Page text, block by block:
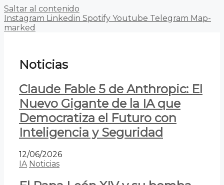
Saltar al contenido
Instagram Linkedin Spotify Youtube Telegram Map-
marked
Noticias
Claude Fable 5 de Anthropic: El
Nuevo Gigante de la IA que
Democratiza el Futuro con
Inteligencia y Seguridad
12/06/2026
IA Noticias